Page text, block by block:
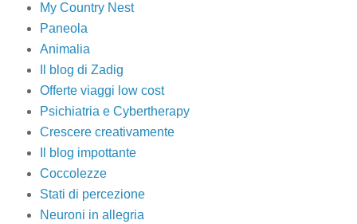
My Country Nest
Paneola
Animalia
Il blog di Zadig
Offerte viaggi low cost
Psichiatria e Cybertherapy
Crescere creativamente
Il blog impottante
Coccolezze
Stati di percezione
Neuroni in allegria